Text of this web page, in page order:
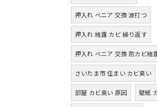
押入れ ベニア 交換 波打つ
押入れ 結露 カビ 繰り返す
押入れ ベニア 交換 防カビ結
さいたま市 住まい カビ臭い
部屋 カビ臭い 原因 壁紙